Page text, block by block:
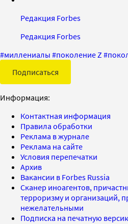
Редакция Forbes
Редакция Forbes
#миллениалы #поколение Z #
Подписаться
Информация:
Контактная информация
Правила обработки
Реклама в журнале
Реклама на сайте
Условия перепечатки
Архив
Вакансии в Forbes Russia
Сканер иноагентов,
терроризму и организаций,
нежелательными
Подписка на печатную